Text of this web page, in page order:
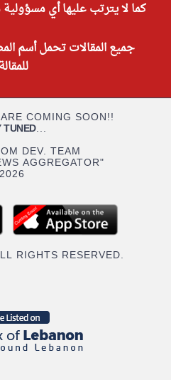
كما لا يترتب عليها أي
جميع المقالات تحمل أسم
COMING SOON!!
TUNED...
DEV. TEAM
AGGREGATOR"
2026
RIGHTS RESERVED.